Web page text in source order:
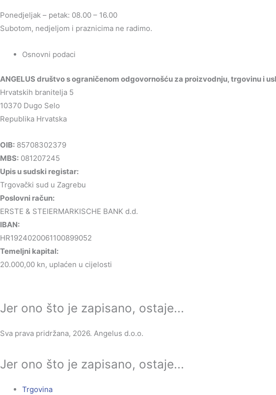
Ponedjeljak – petak: 08.00 – 16.00
Subotom, nedjeljom i praznicima ne radimo.
Osnovni podaci
ANGELUS društvo s ograničenom odgovornošću za proizvodnju, trgovinu i
Hrvatskih branitelja 5
10370 Dugo Selo
Republika Hrvatska
OIB: 85708302379
MBS: 081207245
Upis u sudski registar:
Trgovački sud u Zagrebu
Poslovni račun:
ERSTE & STEIERMARKISCHE BANK d.d.
IBAN:
HR1924020061100899052
Temeljni kapital:
20.000,00 kn, uplaćen u cijelosti
Jer ono što je zapisano, ostaje...
Sva prava pridržana, 2026. Angelus d.o.o.
Jer ono što je zapisano, ostaje...
Trgovina